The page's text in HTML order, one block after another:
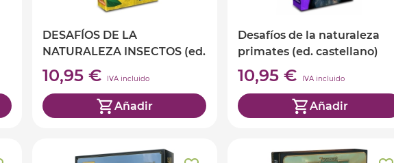
DESAFÍOS DE LA
NATURALEZA INSECTOS (ed.
castellano)
10,95 € IVA incluido
Añadir
Desafíos de la naturaleza
primates (ed. castellano)
10,95 € IVA incluido
Añadir